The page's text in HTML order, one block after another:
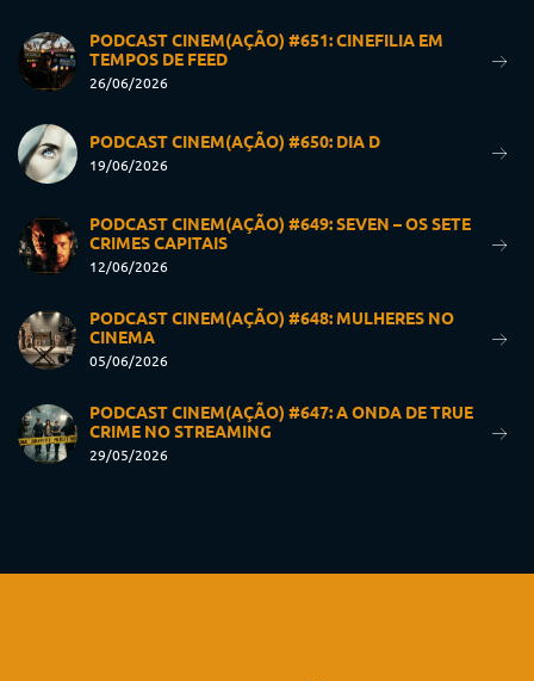
PODCAST CINEM(AÇÃO) #651: CINEFILIA EM
TEMPOS DE FEED
26/06/2026
PODCAST CINEM(AÇÃO) #650: DIA D
19/06/2026
PODCAST CINEM(AÇÃO) #649: SEVEN – OS SETE
CRIMES CAPITAIS
12/06/2026
PODCAST CINEM(AÇÃO) #648: MULHERES NO
CINEMA
05/06/2026
PODCAST CINEM(AÇÃO) #647: A ONDA DE TRUE
CRIME NO STREAMING
29/05/2026